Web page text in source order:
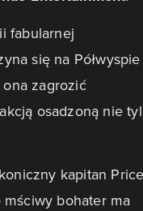
fabularnej
się na Półwyspie
ona zagrozić
osadzoną nie
kapitan
bohater ma